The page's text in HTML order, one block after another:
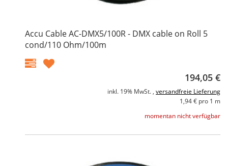
Accu Cable AC-DMX5/100R - DMX cable on Roll 5
cond/110 Ohm/100m
194,05 €
inkl. 19% MwSt. , versandfreie Lieferung
1,94 € pro 1 m
momentan nicht verfügbar